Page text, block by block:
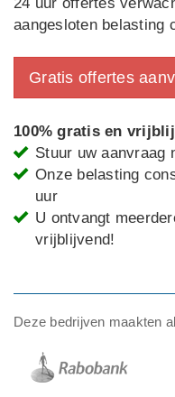
aangesloten belasting
Gratis offertes
100% gratis en
Stuur uw aanvraag
Onze belasting
uur
U ontvangt
vrijblijvend!
Deze bedrijven maakten